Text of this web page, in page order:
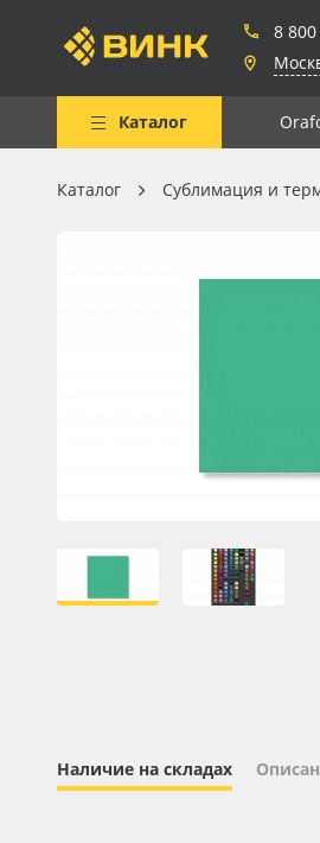
8
Каталог
Весь каталог
Мобильные конструкции
Сублимация и
Новинки ассортимента
Каталог Сублимация и
Наличие на складах